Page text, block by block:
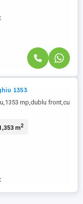
...
1353
mp,dublu front,cu
m2